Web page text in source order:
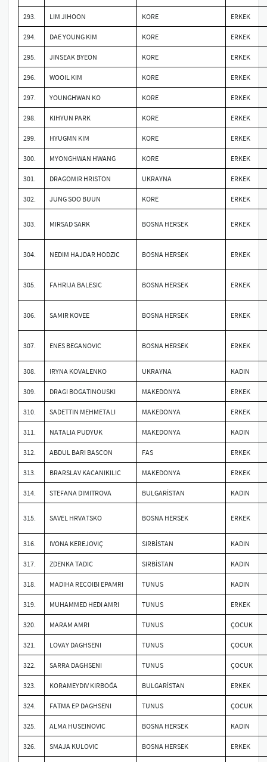
293. LIM JIHOON KORE ERKEK
294. DAE YOUNG KIM KORE ERKEK
295. JINSEAK BYEON KORE ERKEK
296. WOOIL KIM KORE ERKEK
297. YOUNGHWAN KO KORE ERKEK
298. KIHYUN PARK KORE ERKEK
299. HYUGMN KIM KORE ERKEK
300. MYONGHWAN HWANG KORE ERKEK
301. DRAGOMIR HRISTON UKRAYNA ERKEK
302. JUNG SOO BUUN KORE ERKEK
303. MIRSAD SARK BOSNA HERSEK ERKEK
304. NEDIM HAJDAR HODZIC BOSNA HERSEK ERKEK
305. FAHRIJA BALESIC BOSNA HERSEK ERKEK
306. SAMIR KOVEE BOSNA HERSEK ERKEK
307. ENES BEGANOVIC BOSNA HERSEK ERKEK
308. IRYNA KOVALENKO UKRAYNA KADIN
309. DRAGI BOGATINOUSKI MAKEDONYA ERKEK
310. SADETTIN MEHMETALI MAKEDONYA ERKEK
311. NATALIA PUDYUK MAKEDONYA KADIN
312. ABDUL BARI BASCON FAS ERKEK
313. BRARSLAV KACANIKILIC MAKEDONYA ERKEK
314. STEFANA DIMITROVA BULGARİSTAN KADIN
315. SAVEL HRVATSKO BOSNA HERSEK ERKEK
316. IVONA KEREJOVIÇ SIRBİSTAN KADIN
317. ZDENKA TADIC SIRBİSTAN KADIN
318. MADIHA RECOIBI EPAMRI TUNUS KADIN
319. MUHAMMED HEDI AMRI TUNUS ERKEK
320. MARAM AMRI TUNUS ÇOCUK
321. LOVAY DAGHSENI TUNUS ÇOCUK
322. SARRA DAGHSENI TUNUS ÇOCUK
323. KORAMEYDIV KIRBOĞA BULGARİSTAN ERKEK
324. FATMA EP DAGHSENI TUNUS ÇOCUK
325. ALMA HUSEINOVIC BOSNA HERSEK KADIN
326. SMAJA KULOVIC BOSNA HERSEK ERKEK